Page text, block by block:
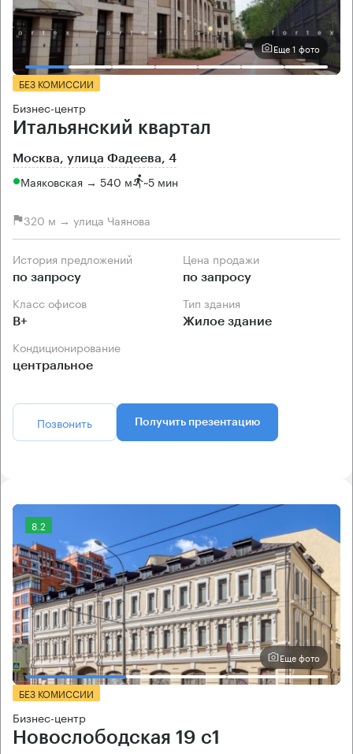
Еще 1 фото
БЕЗ КОМИССИИ
Бизнес-центр
Итальянский квартал
Москва, улица Фадеева, 4
Маяковская → 540 м ~5 мин
320 м → улица Чаянова
История предложений
по запросу
Цена продажи
по запросу
Класс офисов
B+
Тип здания
Жилое здание
Кондиционирование
центральное
Позвонить Получить презентацию
8.2
Еще фото
БЕЗ КОМИССИИ
Бизнес-центр
Новослободская 19 с1